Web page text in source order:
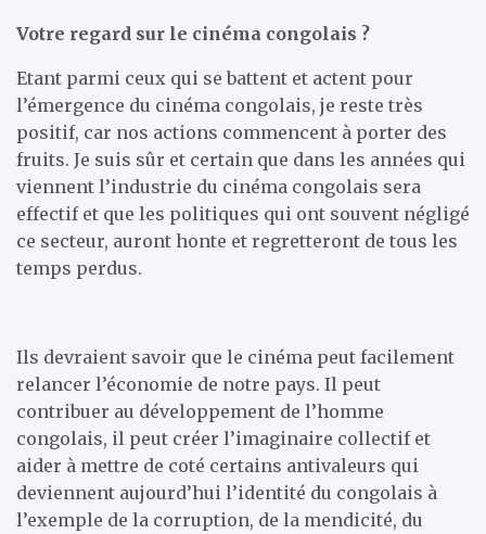
Votre regard sur le cinéma congolais ?
Etant parmi ceux qui se battent et actent pour
l’émergence du cinéma congolais, je reste très
positif, car nos actions commencent à porter des
fruits. Je suis sûr et certain que dans les années qui
viennent l’industrie du cinéma congolais sera
effectif et que les politiques qui ont souvent négligé
ce secteur, auront honte et regretteront de tous les
temps perdus.
Ils devraient savoir que le cinéma peut facilement
relancer l’économie de notre pays. Il peut
contribuer au développement de l’homme
congolais, il peut créer l’imaginaire collectif et
aider à mettre de coté certains antivaleurs qui
deviennent aujourd’hui l’identité du congolais à
l’exemple de la corruption, de la mendicité, du